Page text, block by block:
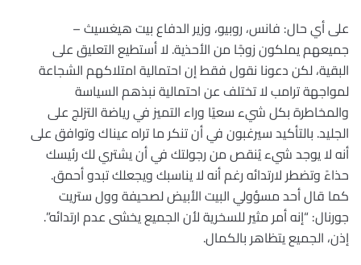
على أي حال: فانس، روبيو، وزير الدفاع بيت هيغسيث –
جميعهم يملكون زوجًا من الأحذية. لا أستطيع التعليق على
البقية، لكن دعونا نقول فقط إن احتمالية امتلاكهم الشجاعة
لمواجهة ترامب لا تختلف عن احتمالية نبذهم السياسة
والمخاطرة بكل شيء سعيًا وراء التميز في رياضة التزلج على
الجليد. بالتأكيد سيرغبون في أن تنكر ما تراه عيناك وتوافق على
أنه لا يوجد شيء يُنقص من رجولتك في أن يشتري لك رئيسك
حذاءً وتضطر لارتدائه رغم أنه لا يناسبك ويجعلك تبدو أحمق.
كما قال أحد مسؤولي البيت الأبيض لصحيفة وول ستريت
جورنال: “إنه أمر مثير للسخرية لأن الجميع يخشى عدم ارتدائه”.
إذن، الجميع يتظاهر بالكمال.